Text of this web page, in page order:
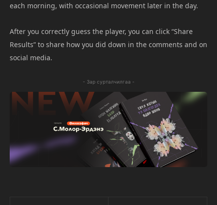
each morning, with occasional movement later in the day.
After you correctly guess the player, you can click “Share
Results” to share how you did down in the comments and on
social media.
- Зар сурталчилгаа -